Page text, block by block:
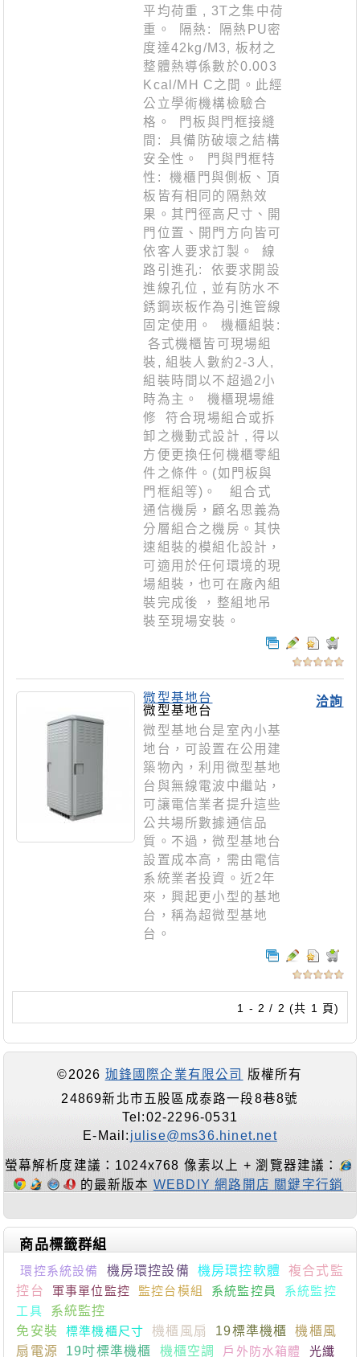
平均荷重 , 3T之集中荷
重。 隔熱: 隔熱PU密
度達42kg/M3, 板材之
整體熱導係數於0.003
Kcal/MH C之間。此經
公立學術機構檢驗合
格。 門板與門框接縫
間: 具備防破壞之結構
安全性。 門與門框特
性: 機櫃門與側板、頂
板皆有相同的隔熱效
果。其門徑高尺寸、開
門位置、開門方向皆可
依客人要求訂製。 線
路引進孔: 依要求開設
進線孔位 , 並有防水不
銹鋼崁板作為引進管線
固定使用。 機櫃組裝:
各式機櫃皆可現場組
裝, 組裝人數約2-3人,
組裝時間以不超過2小
時為主。 機櫃現場維
修 符合現場組合或拆
卸之機動式設計 , 得以
方便更換任何機櫃零組
件之條件。(如門板與
門框組等)。 組合式
通信機房，顧名思義為
分層組合之機房。其快
速組裝的模組化設計，
可適用於任何環境的現
場組裝，也可在廠內組
裝完成後 ，整組地吊
裝至現場安裝。
洽詢
微型基地台
微型基地台
微型基地台是室內小基
地台，可設置在公用建
築物內，利用微型基地
台與無線電波中繼站，
可讓電信業者提升這些
公共場所數據通信品
質。不過，微型基地台
設置成本高，需由電信
系統業者投資。近2年
來，興起更小型的基地
台，稱為超微型基地
台。
1 - 2 / 2 (共 1 頁)
©2026 珈鋒國際企業有限公司
版權所有
24869新北市五股區成泰路一段8巷8號
Tel:02-2296-0531
E-Mail: julise@ms36.hinet.net
螢幕解析度建議：1024x768 像素以上 + 瀏覽器建議：
的最新版本 WEBDIY 網路開店 關鍵字行銷
商品標籤群組
環控系統設備 機房環控設備 機房環控軟體
複合式監
控台
軍事單位監控 監控台模組 系統監控員
系統監控
工具
系統監控
免安裝
標準機櫃尺寸 機櫃風扇 19標準機櫃
機櫃風
扇電源
19吋標準機櫃 機櫃空調 戶外防水箱體
光纖